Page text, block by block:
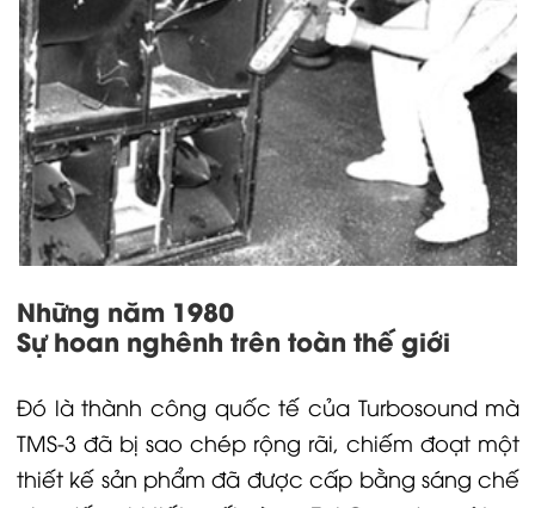
Những năm 1980
Sự hoan nghênh trên toàn thế giới
Đó là thành công quốc tế của Turbosound mà
TMS-3 đã bị sao chép rộng rãi, chiếm đoạt một
thiết kế sản phẩm đã được cấp bằng sáng chế